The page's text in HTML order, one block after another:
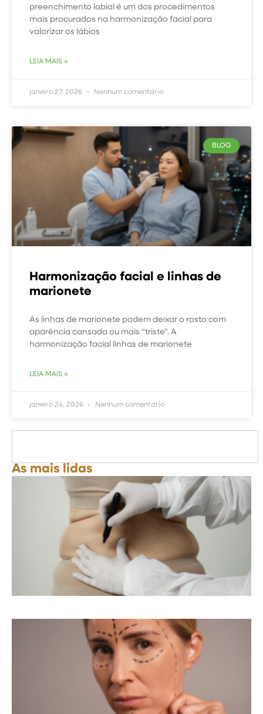
preenchimento labial é um dos procedimentos
mais procurados na harmonização facial para
valorizar os lábios
LEIA MAIS »
janeiro 27, 2026 Nenhum comentário
BLOG
Harmonização facial e linhas de
marionete
As linhas de marionete podem deixar o rosto com
aparência cansada ou mais “triste”. A
harmonização facial linhas de marionete
LEIA MAIS »
janeiro 24, 2026 Nenhum comentário
As mais lidas